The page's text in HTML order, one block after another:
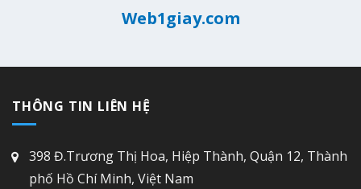
Web1giay.com
THÔNG TIN LIÊN HỆ
398 Đ.Trương Thị Hoa, Hiệp Thành, Quận 12, Thành
phố Hồ Chí Minh, Việt Nam